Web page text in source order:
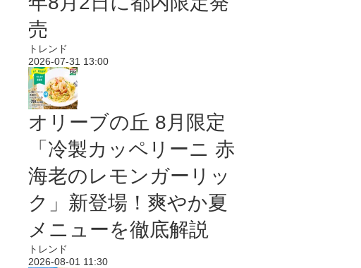
売
トレンド
2026-07-31 13:00
オリーブの丘 8月限定
「冷製カッペリーニ 赤
海老のレモンガーリッ
ク」新登場！爽やか夏
メニューを徹底解説
トレンド
2026-08-01 11:30